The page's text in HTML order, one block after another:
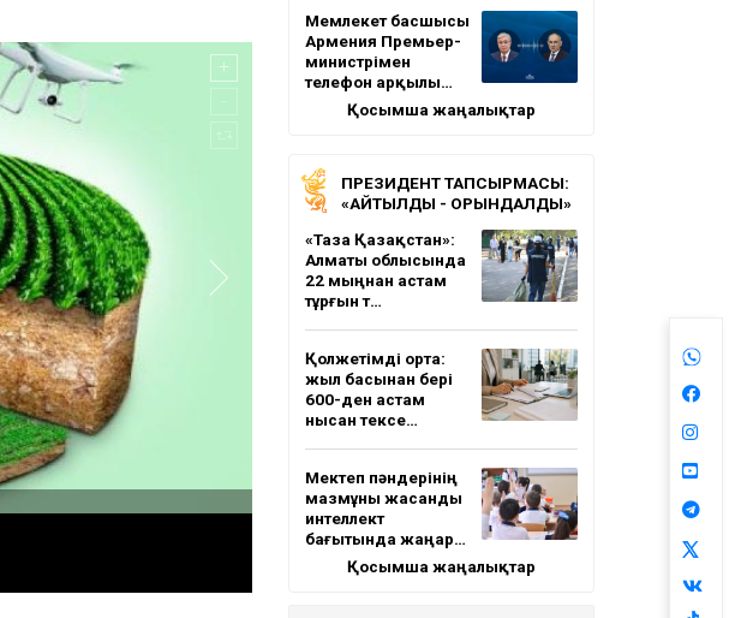
Мемлекет басшысы
Армения Премьер-
министрімен
телефон арқылы…
Қосымша жаңалықтар
ПРЕЗИДЕНТ ТАПСЫРМАСЫ:
«АЙТЫЛДЫ - ОРЫНДАЛДЫ»
«Таза Қазақстан»:
Алматы облысында
22 мыңнан астам
тұрғын т…
Қолжетімді орта:
жыл басынан бері
600-ден астам
нысан тексе…
Мектеп пәндерінің
мазмұны жасанды
интеллект
бағытында жаңар…
Қосымша жаңалықтар